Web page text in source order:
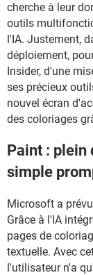
cherche à leur
outils
l'IA. Justement,
déploiement,
Insider, d'une
ses précieux
nouvel écran
des coloriages
Paint :
simple
Microsoft a
Grâce à l'IA
pages de
textuelle. Avec
l'utilisateur n'a